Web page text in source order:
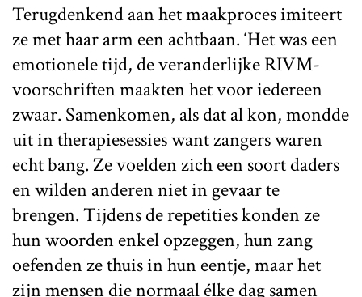
Terugdenkend aan het maakproces imiteert
ze met haar arm een achtbaan. ‘Het was een
emotionele tijd, de veranderlijke RIVM-
voorschriften maakten het voor iedereen
zwaar. Samenkomen, als dat al kon, mondde
uit in therapiesessies want zangers waren
echt bang. Ze voelden zich een soort daders
en wilden anderen niet in gevaar te
brengen. Tijdens de repetities konden ze
hun woorden enkel opzeggen, hun zang
oefenden ze thuis in hun eentje, maar het
zijn mensen die normaal élke dag samen